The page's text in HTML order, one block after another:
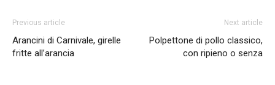
Previous article
Arancini di Carnivale, girelle
fritte all’arancia
Next article
Polpettone di pollo classico,
con ripieno o senza